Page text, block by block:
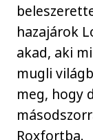
hazajárok
akad, aki
mugli
meg, hogy
Roxfortba.